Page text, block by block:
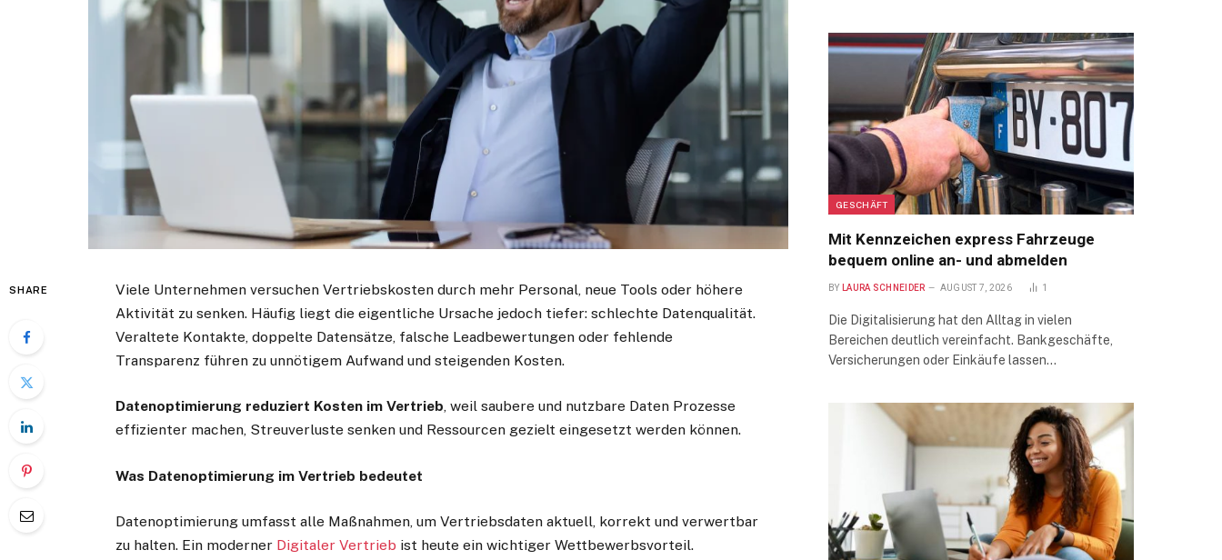
SHARE
Viele Unternehmen versuchen Vertriebskosten durch mehr Personal, neue Tools oder höhere
Aktivität zu senken. Häufig liegt die eigentliche Ursache jedoch tiefer: schlechte Datenqualität.
Veraltete Kontakte, doppelte Datensätze, falsche Leadbewertungen oder fehlende
Transparenz führen zu unnötigem Aufwand und steigenden Kosten.
Datenoptimierung reduziert Kosten im Vertrieb, weil saubere und nutzbare Daten Prozesse
effizienter machen, Streuverluste senken und Ressourcen gezielt eingesetzt werden können.
Was Datenoptimierung im Vertrieb bedeutet
Datenoptimierung umfasst alle Maßnahmen, um Vertriebsdaten aktuell, korrekt und verwertbar
zu halten. Ein moderner Digitaler Vertrieb ist heute ein wichtiger Wettbewerbsvorteil.
GESCHÄFT
Mit Kennzeichen express Fahrzeuge
bequem online an- und abmelden
BY LAURA SCHNEIDER AUGUST 7, 2026 1
Die Digitalisierung hat den Alltag in vielen
Bereichen deutlich vereinfacht. Bankgeschäfte,
Versicherungen oder Einkäufe lassen…